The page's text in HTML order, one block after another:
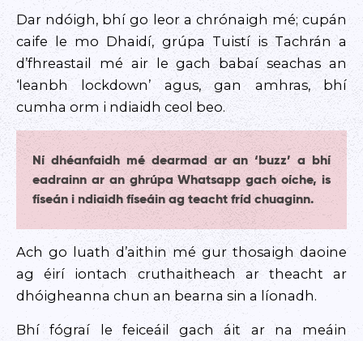
Dar ndóigh, bhí go leor a chrónaigh mé; cupán
caife le mo Dhaidí, grúpa Tuistí is Tachrán a
d’fhreastail mé air le gach babaí seachas an
‘leanbh lockdown’ agus, gan amhras, bhí
cumha orm i ndiaidh ceol beo.
Ní dhéanfaidh mé dearmad ar an ‘buzz’ a bhí
eadrainn ar an ghrúpa Whatsapp gach oíche, is
físeán i ndiaidh físeáin ag teacht fríd chuaginn.
Ach go luath d’aithin mé gur thosaigh daoine
ag éirí iontach cruthaitheach ar theacht ar
dhóigheanna chun an bearna sin a líonadh.
Bhí fógraí le feiceáil gach áit ar na meáin